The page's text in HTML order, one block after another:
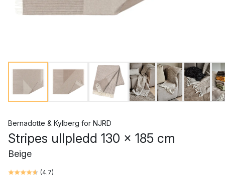
Bernadotte & Kylberg for NJRD
Stripes ullpledd 130 x 185 cm
Beige
(4.7)